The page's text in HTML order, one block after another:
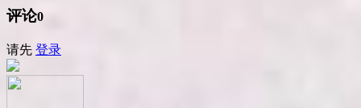
评论0
请先 登录